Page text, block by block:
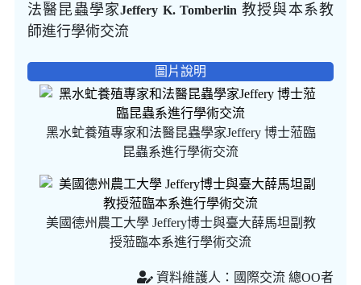
法醫昆蟲學家Jeffery K. Tomberlin 教授與本系教
師進行學術交流
圖片說明
黑水虻養殖專家和法醫昆蟲學家Jeffery 博士蒞臨
昆蟲系進行學術交流
美國德州農工大學 Jeffery博士與臺大薛馬坦副教
授蒞臨本系進行學術交流
資料維護人：國際交流 總OO者